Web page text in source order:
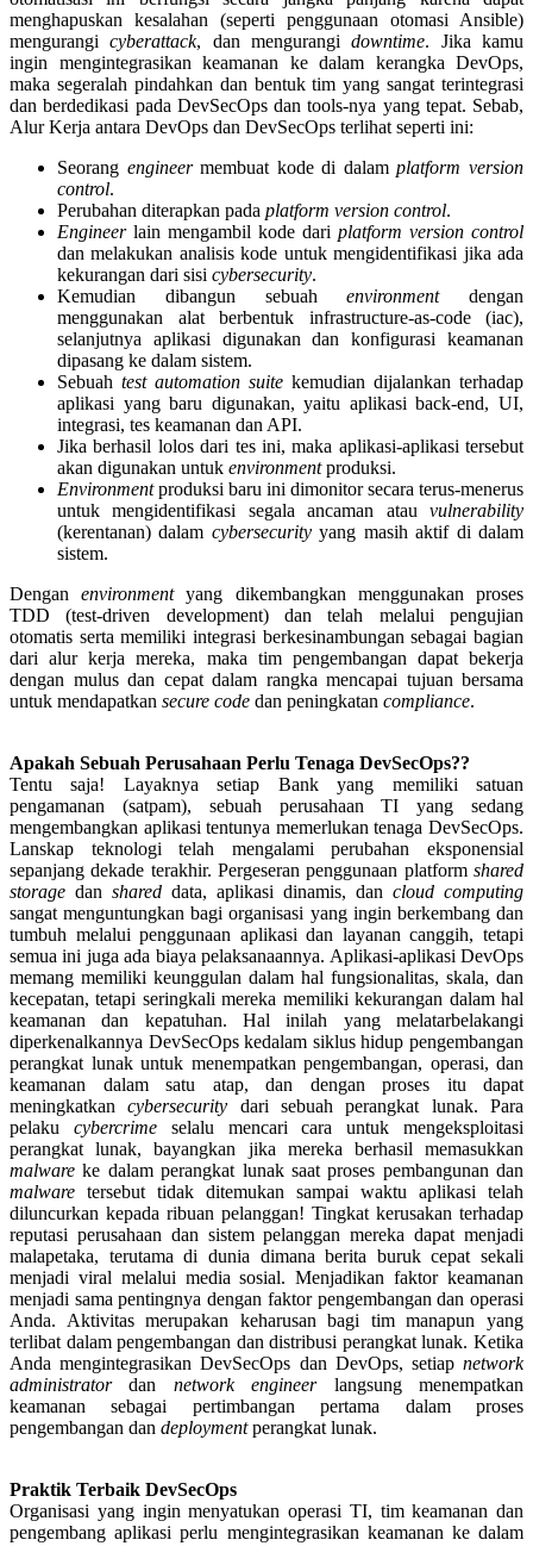
menghapuskan kesalahan (seperti penggunaan otomasi Ansible)
mengurangicyberattack, dan mengurangidowntime. Jika kamu
ingin mengintegrasikan keamanan ke dalam kerangka DevOps,
maka segeralah pindahkan dan bentuk tim yang sangat terintegrasi
dan berdedikasi pada DevSecOps dan tools-nya yang tepat. Sebab,
Alur Kerja antara DevOps dan DevSecOps terlihat seperti ini:
Seorang engineermembuat kode di dalamplatform version
control.
Perubahan diterapkan pada platform version control.
Engineerlain mengambil kode dari platform version control
dan melakukan analisis kode untuk mengidentifikasi jika ada
kekurangan dari sisi cybersecurity.
Kemudian dibangun sebuahenvironmentdengan
menggunakan alat berbentuk infrastructure-as-code (iac),
selanjutnya aplikasi digunakan dan konfigurasi keamanan
dipasang ke dalam sistem.
Sebuah test automation suite kemudian dijalankan terhadap
aplikasi yang baru digunakan, yaitu aplikasi back-end, UI,
integrasi, tes keamanan dan API.
Jika berhasil lolos dari tes ini, maka aplikasi-aplikasi tersebut
akan digunakan untuk environmentproduksi.
Environmentproduksi baru ini dimonitor secara terus-menerus
untuk mengidentifikasi segala ancaman atau vulnerability
(kerentanan) dalam cybersecurityyang masih aktif di dalam
sistem.
Denganenvironmentyang dikembangkan menggunakan proses
TDD (test-driven development) dan telah melalui pengujian
otomatis serta memiliki integrasi berkesinambungan sebagai bagian
dari alur kerja mereka, maka tim pengembangan dapat bekerja
dengan mulus dan cepat dalam rangka mencapai tujuan bersama
untuk mendapatkan secure code dan peningkatan compliance.
Apakah Sebuah Perusahaan Perlu Tenaga DevSecOps??
Tentu saja! Layaknya setiap Bank yang memiliki satuan
pengamanan (satpam), sebuah perusahaan TI yang sedang
mengembangkan aplikasi tentunya memerlukan tenaga DevSecOps.
Lanskap teknologi telah mengalami perubahan eksponensial
sepanjang dekade terakhir. Pergeseran penggunaan platform shared
storage dan shared data, aplikasi dinamis, dan cloud computing
sangat menguntungkan bagi organisasi yang ingin berkembang dan
tumbuh melalui penggunaan aplikasi dan layanan canggih, tetapi
semua ini juga ada biaya pelaksanaannya. Aplikasi-aplikasi DevOps
memang memiliki keunggulan dalam hal fungsionalitas, skala, dan
kecepatan, tetapi seringkali mereka memiliki kekurangan dalam hal
keamanan dan kepatuhan. Hal inilah yang melatarbelakangi
diperkenalkannya DevSecOps kedalam siklus hidup pengembangan
perangkat lunak untuk menempatkan pengembangan, operasi, dan
keamanan dalam satu atap, dan dengan proses itu dapat
meningkatkancybersecurity dari sebuah perangkat lunak. Para
pelaku cybercrimeselalu mencari cara untuk mengeksploitasi
perangkat lunak, bayangkan jika mereka berhasil memasukkan
malware ke dalam perangkat lunak saat proses pembangunan dan
malware tersebut tidak ditemukan sampai waktu aplikasi telah
diluncurkan kepada ribuan pelanggan! Tingkat kerusakan terhadap
reputasi perusahaan dan sistem pelanggan mereka dapat menjadi
malapetaka, terutama di dunia dimana berita buruk cepat sekali
menjadi viral melalui media sosial. Menjadikan faktor keamanan
menjadi sama pentingnya dengan faktor pengembangan dan operasi
Anda. Aktivitas merupakan keharusan bagi tim manapun yang
terlibat dalam pengembangan dan distribusi perangkat lunak. Ketika
Anda mengintegrasikan DevSecOps dan DevOps, setiap network
administratordan network engineerlangsung menempatkan
keamanan sebagai pertimbangan pertama dalam proses
pengembangan dan deploymentperangkat lunak.
Praktik Terbaik DevSecOps
Organisasi yang ingin menyatukan operasi TI, tim keamanan dan
pengembang aplikasi perlu mengintegrasikan keamanan ke dalam